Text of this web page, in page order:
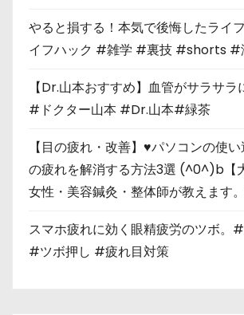
やると損する！本気で後悔したライ
イフハック #雑学 #裏技 #shorts #
【Dr.山本おすすめ】血管がサラサ
#ドクター山本 #Dr.山本#緑茶
【目の疲れ・改善】♥パソコンの使
の疲れを解消する方法3選 (^0^)b【
女性・美容鍼灸・整体師が教えます。
スマホ疲れに効く眼精疲労のツボ。
#ツボ押し #疲れ目対策